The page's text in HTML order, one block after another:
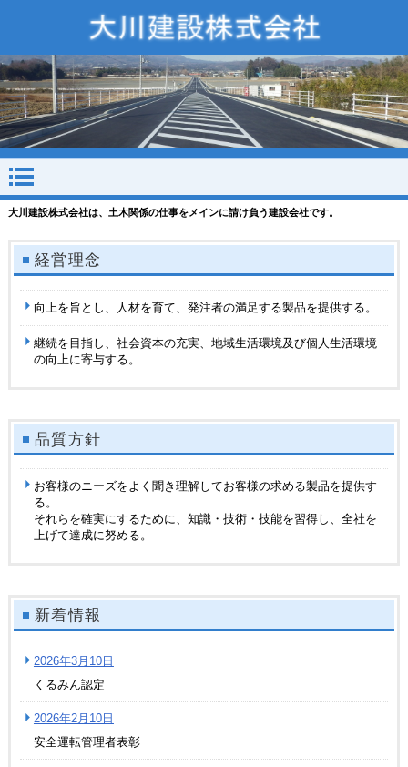
大川建設株式会社は、土木関係の仕事をメインに請け負う建設会社です。
経営理念
向上を旨とし、人材を育て、発注者の満足する製品を提供する。
継続を目指し、社会資本の充実、地域生活環境及び個人生活環境
の向上に寄与する。
品質方針
お客様のニーズをよく聞き理解してお客様の求める製品を提供す
る。
それらを確実にするために、知識・技術・技能を習得し、全社を
上げて達成に努める。
新着情報
2026年3月10日
くるみん認定
2026年2月10日
安全運転管理者表彰